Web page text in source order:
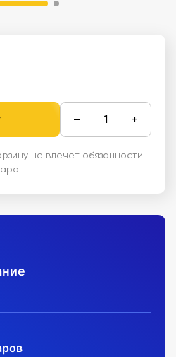
− +
не влечет обязанности